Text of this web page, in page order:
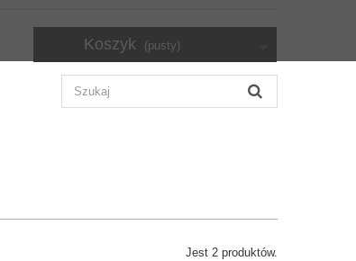
Koszyk (pusty)
Jest 2 produktów.